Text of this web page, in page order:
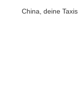
China, deine Taxis